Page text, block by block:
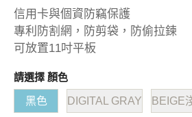
信用卡與個資防竊保護
專利防割網，防剪袋，防偷拉鍊
可放置11吋平板
請選擇 顏色
黑色 DIGITAL GRAY BEIGE